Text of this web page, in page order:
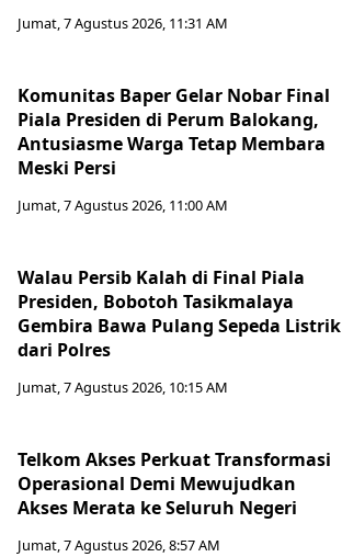
Jumat, 7 Agustus 2026, 11:31 AM
Komunitas Baper Gelar Nobar Final
Piala Presiden di Perum Balokang,
Antusiasme Warga Tetap Membara
Meski Persi
Jumat, 7 Agustus 2026, 11:00 AM
Walau Persib Kalah di Final Piala
Presiden, Bobotoh Tasikmalaya
Gembira Bawa Pulang Sepeda Listrik
dari Polres
Jumat, 7 Agustus 2026, 10:15 AM
Telkom Akses Perkuat Transformasi
Operasional Demi Mewujudkan
Akses Merata ke Seluruh Negeri
Jumat, 7 Agustus 2026, 8:57 AM